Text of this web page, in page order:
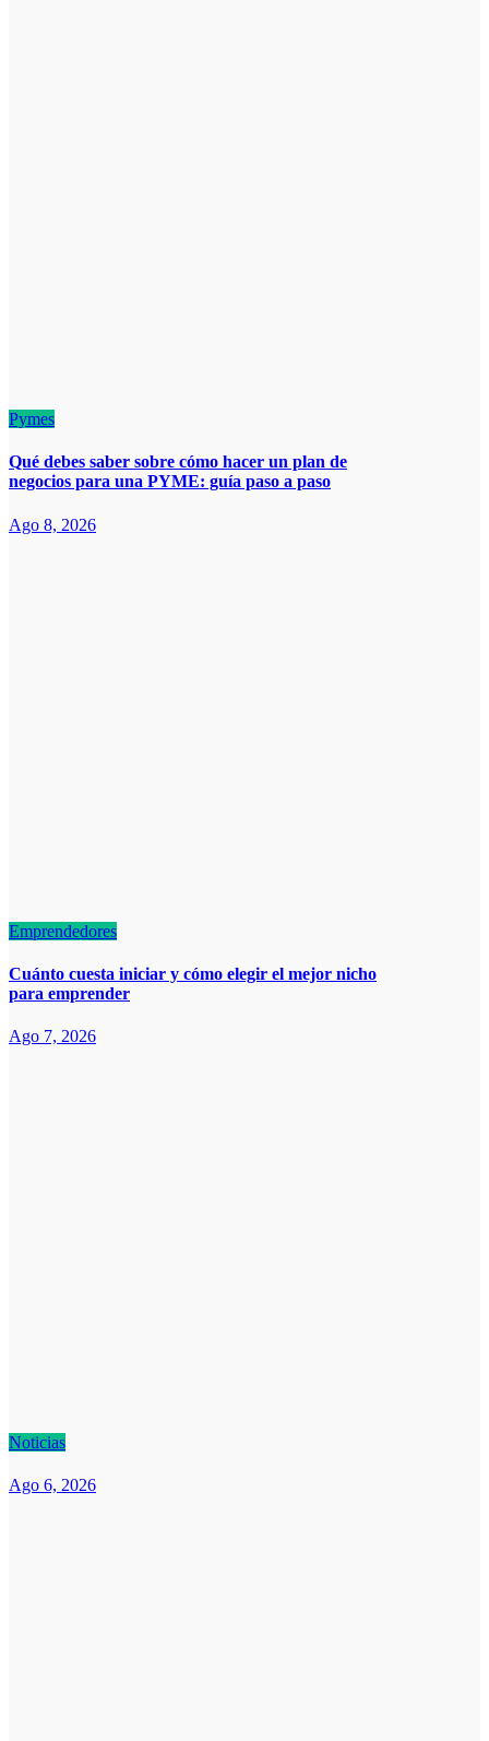
Pymes
Qué debes saber sobre cómo hacer un plan de
negocios para una PYME: guía paso a paso
Ago 8, 2026
Emprendedores
Cuánto cuesta iniciar y cómo elegir el mejor nicho
para emprender
Ago 7, 2026
Noticias
Ago 6, 2026